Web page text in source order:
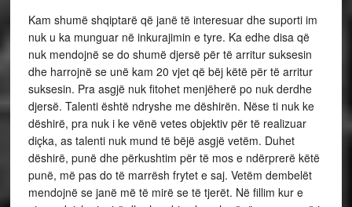
Kam shumë shqiptarë që janë të interesuar dhe suporti im
nuk u ka munguar në inkurajimin e tyre. Ka edhe disa që
nuk mendojnë se do shumë djersë për të arritur suksesin
dhe harrojnë se unë kam 20 vjet që bëj këtë për të arritur
suksesin. Pra asgjë nuk fitohet menjëherë po nuk derdhe
djersë. Talenti është ndryshe me dëshirën. Nëse ti nuk ke
dëshirë, pra nuk i ke vënë vetes objektiv për të realizuar
diçka, as talenti nuk mund të bëjë asgjë vetëm. Duhet
dëshirë, punë dhe përkushtim për të mos e ndërprerë këtë
punë, më pas do të marrësh frytet e saj. Vetëm dembelët
mendojnë se janë më të mirë se të tjerët. Në fillim kur e